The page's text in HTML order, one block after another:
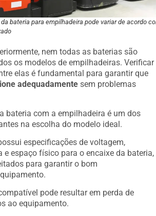
bateria para empilhadeira pode variar de acordo
nem todas as baterias são
os modelos de empilhadeiras. Verificar
elas é fundamental para garantir que
adequadamente sem problemas
bateria com a empilhadeira é um dos
na escolha do modelo ideal.
especificações de voltagem,
e espaço físico para o encaixe da bateria,
para garantir o bom
pode resultar em perda de
ao equipamento.